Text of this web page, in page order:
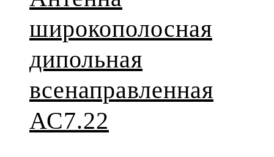
широкополосная
дипольная
всенаправленная
АС7.22